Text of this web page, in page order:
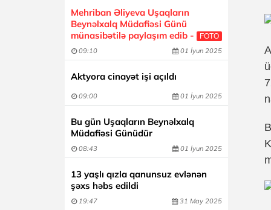
Mehriban Əliyeva Uşaqların
Beynəlxalq Müdafiəsi Günü
münasibətilə paylaşım edib -
FOTO
09:10
01 İyun 2025
Aktyora cinayət işi açıldı
09:00 01 İyun 2025
Bu gün Uşaqların Beynəlxalq
Müdafiəsi Günüdür
08:43 01 İyun 2025
13 yaşlı qızla qanunsuz evlənən
şəxs həbs edildi
19:47 31 May 2025